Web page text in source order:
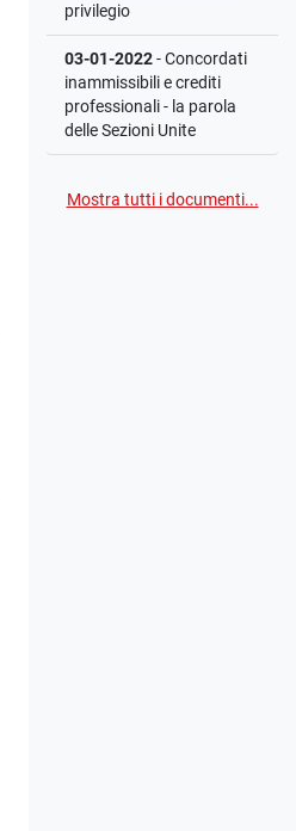
privilegio
03-01-2022- Concordati
inammissibili e crediti
professionali - la parola
delle Sezioni Unite
Mostra tutti i documenti...